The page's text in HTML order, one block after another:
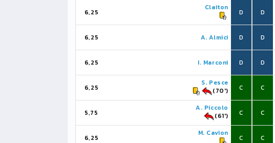
6,25
Claiton
D
6,25 A. Almici D
6,25 I. Marconi D
6,25
S. Pesce
(70')
C
5,75
A. Piccolo
(61')
C
6,25
M. Cavion
C
D
D
D
C
C
C